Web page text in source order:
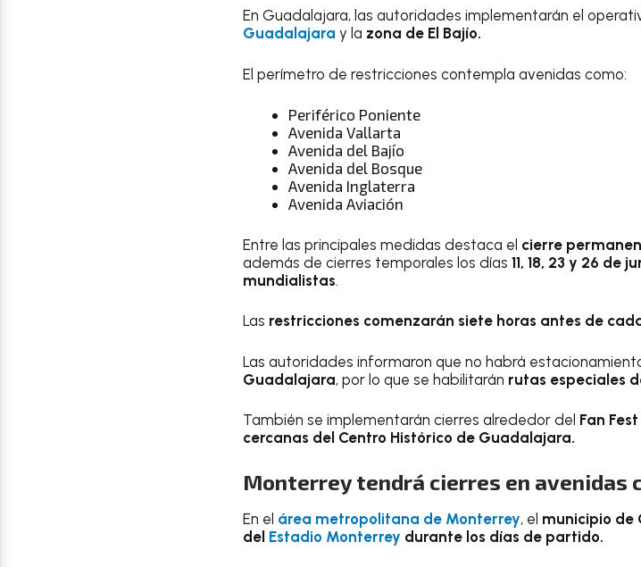
En Guadalajara, las autoridades implementarán el
Guadalajara y la zona de El Bajío.
El perímetro de restricciones contempla avenidas como:
Periférico Poniente
Avenida Vallarta
Avenida del Bajío
Avenida del Bosque
Avenida Inglaterra
Avenida Aviación
Entre las principales medidas destaca el cierre
además de cierres temporales los días 11, 18, 23 y 26 de
mundialistas.
Las restricciones comenzarán siete horas antes de
Las autoridades informaron que no habrá
Guadalajara, por lo que se habilitarán rutas especiales
También se implementarán cierres alrededor del Fan
cercanas del Centro Histórico de Guadalajara.
Monterrey tendrá cierres en avenidas
En el área metropolitana de Monterrey, el municipio de
del Estadio Monterrey durante los días de partido.